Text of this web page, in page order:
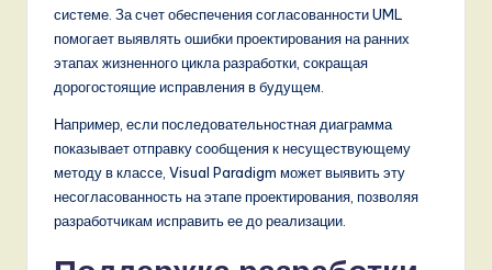
системе. За счет обеспечения согласованности UML
помогает выявлять ошибки проектирования на ранних
этапах жизненного цикла разработки, сокращая
дорогостоящие исправления в будущем.
Например, если последовательностная диаграмма
показывает отправку сообщения к несуществующему
методу в классе, Visual Paradigm может выявить эту
несогласованность на этапе проектирования, позволяя
разработчикам исправить ее до реализации.